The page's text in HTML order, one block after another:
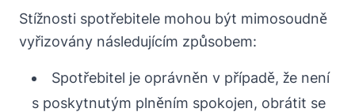
Stížnosti spotřebitele mohou být mimosoudně
vyřizovány následujícím způsobem:
Spotřebitel je oprávněn v případě, že není
s poskytnutým plněním spokojen, obrátit se